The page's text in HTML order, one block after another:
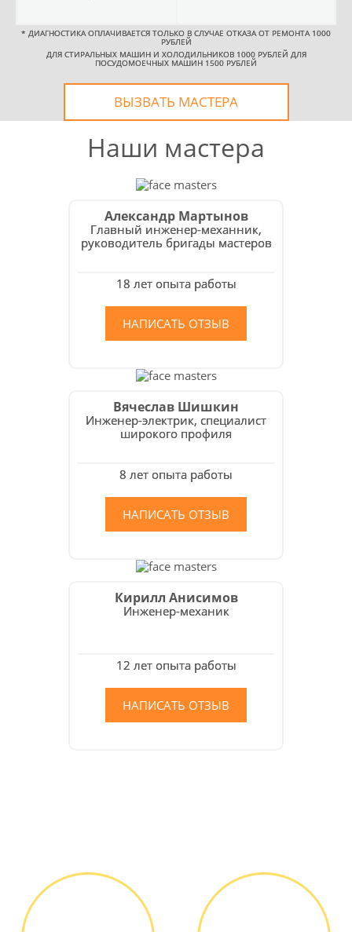
* ДИАГНОСТИКА ОПЛАЧИВАЕТСЯ ТОЛЬКО В СЛУЧАЕ ОТКАЗА ОТ РЕМОНТА 1000
РУБЛЕЙ
ДЛЯ СТИРАЛЬНЫХ МАШИН И ХОЛОДИЛЬНИКОВ 1000 РУБЛЕЙ ДЛЯ
ПОСУДОМОЕЧНЫХ МАШИН 1500 РУБЛЕЙ
ВЫЗВАТЬ МАСТЕРА
Наши мастера
Александр Мартынов
Главный инженер-механник,
руководитель бригады мастеров
18 лет опыта работы
НАПИСАТЬ ОТЗЫВ
Вячеслав Шишкин
Инженер-электрик, специалист
широкого профиля
8 лет опыта работы
НАПИСАТЬ ОТЗЫВ
Кирилл Анисимов
Инженер-механик
12 лет опыта работы
НАПИСАТЬ ОТЗЫВ